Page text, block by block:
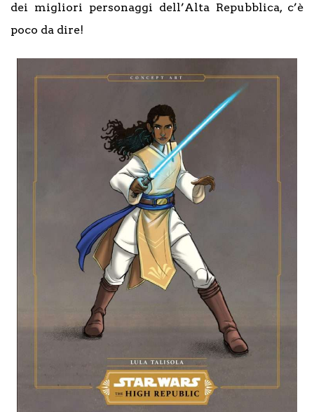
dei migliori personaggi dell’Alta Repubblica, c’è
poco da dire!